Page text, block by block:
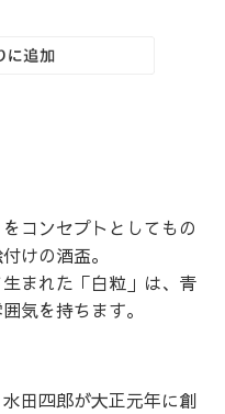
コンセプトとしてもの
けの酒盃。
まれた「白粒」は、青
気を持ちます。
田四郎が大正元年に創